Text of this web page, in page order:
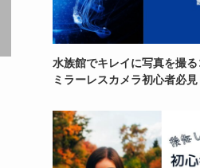
水族館でキレイに写真を撮る
ミラーレスカメラ初心者必見